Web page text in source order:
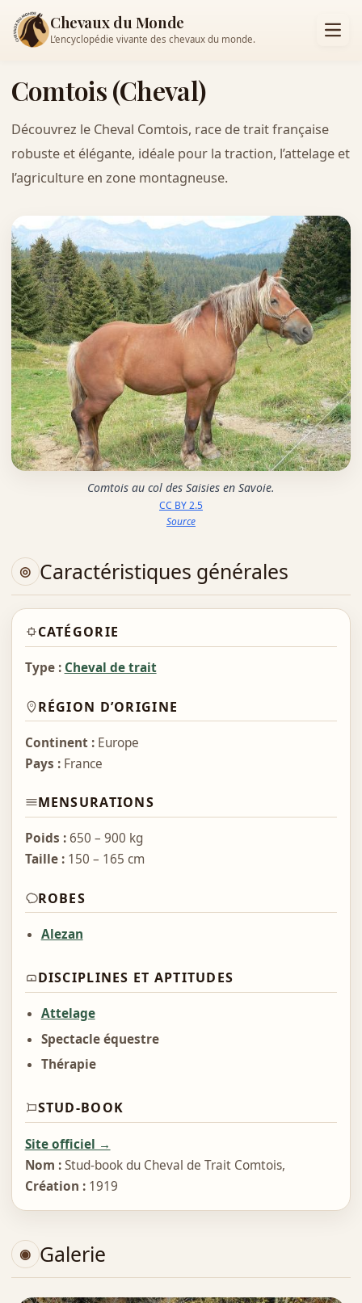
Chevaux du Monde
L’encyclopédie vivante des chevaux du monde.
Comtois (Cheval)
Découvrez le Cheval Comtois, race de trait française
robuste et élégante, idéale pour la traction, l’attelage et
l’agriculture en zone montagneuse.
Comtois au col des Saisies en Savoie.
CC BY 2.5
Source
Caractéristiques générales
CATÉGORIE
Type : Cheval de trait
RÉGION D’ORIGINE
Continent :Europe
Pays :France
MENSURATIONS
Poids :650 – 900 kg
Taille :150 – 165 cm
ROBES
Alezan
DISCIPLINES ET APTITUDES
Attelage
Spectacle équestre
Thérapie
STUD-BOOK
Site officiel →
Nom :Stud‑book du Cheval de Trait Comtois,
Création :1919
Galerie